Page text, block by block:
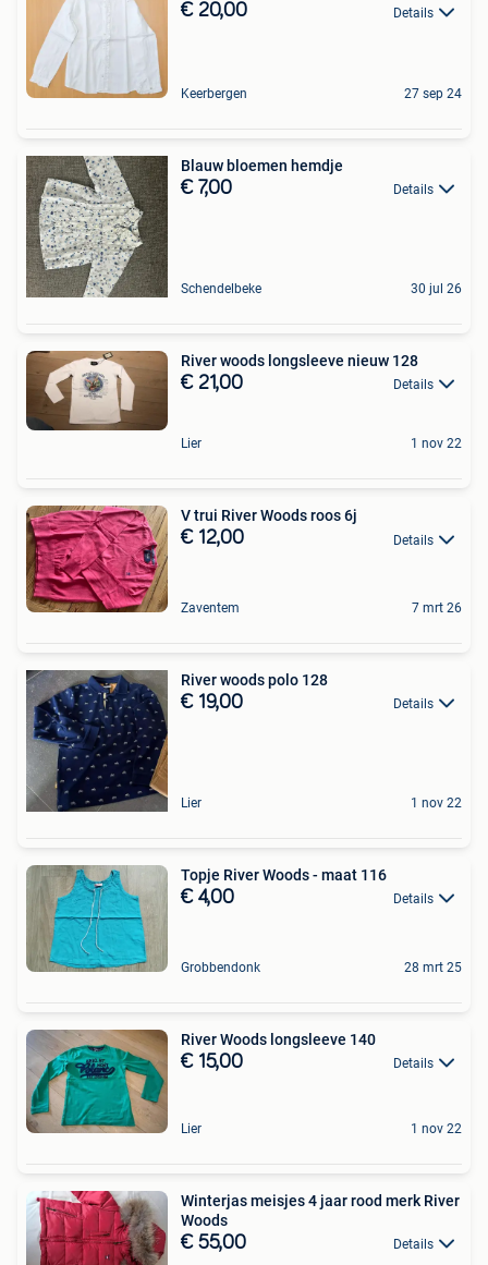
€ 20,00 Details
Keerbergen 27 sep 24
Blauw bloemen hemdje
€ 7,00 Details
Schendelbeke 30 jul 26
River woods longsleeve nieuw 128
€ 21,00 Details
Lier 1 nov 22
V trui River Woods roos 6j
€ 12,00 Details
Zaventem 7 mrt 26
River woods polo 128
€ 19,00 Details
Lier 1 nov 22
Topje River Woods - maat 116
€ 4,00 Details
Grobbendonk 28 mrt 25
River Woods longsleeve 140
€ 15,00 Details
Lier 1 nov 22
Winterjas meisjes 4 jaar rood merk River
Woods
€ 55,00 Details